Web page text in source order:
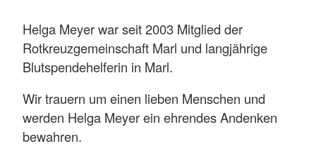
Helga Meyer war seit 2003 Mitglied der
Rotkreuzgemeinschaft Marl und langjährige
Blutspendehelferin in Marl.
Wir trauern um einen lieben Menschen und
werden Helga Meyer ein ehrendes Andenken
bewahren.